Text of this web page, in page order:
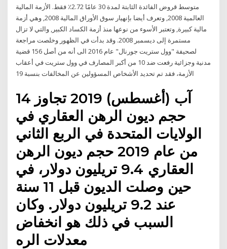
متوسط قروض الفائدة الثابتة لمدة 30 عامًا 2.72٪ فقط. الأزمة المالية
العالمية 2008, وتعرف أيضا بإنهيار سوق الأوراق المالية 2008, وهي أزمة
مالية كبيرة, وتعتبر الأسوء من نوعها منذ أزمة الكساد الكبير, والتي لا تزال
مستمرة إلى ديسمبر 2008. وقد بدأت في الظهور وخلصت مراجعة
لصحيفة "وول ستريت جورنال" عام 2016 الى أنه من أصل 156 قضية
مدنية وجزائية رفعت ضد 10 من أكبر المصارف في وول ستريت في أعقاب
الأزمة، فقد تم تحديد الأشخاص المسؤولين عن المخالفات بنسبة 19
14 آب (أغسطس) 2019 تجاوز
حجم ديون الرهن العقاري في
الولايات المتحدة في الربع الثاني
من عام 2019 حجم ديون الرهن
العقاري 9.4 تريليون دولار، في
حين وصلت الديون قبل 11 سنة
عند 9.2 تريليون دولار. وكان
السبب في ذلك هو انخفاض
معدلات الره